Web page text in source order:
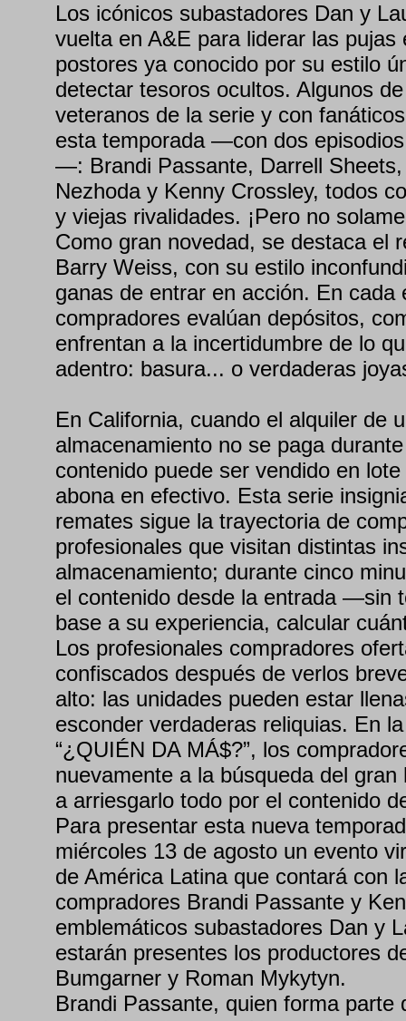
Los icónicos subastadores Dan y
vuelta en A&E para liderar las pujas
postores ya conocido por su estilo
detectar tesoros ocultos. Algunos
veteranos de la serie y con
esta temporada —con dos
—: Brandi Passante, Darrell
Nezhoda y Kenny Crossley, todos
y viejas rivalidades. ¡Pero no
Como gran novedad, se destaca el
Barry Weiss, con su estilo
ganas de entrar en acción. En cada
compradores evalúan depósitos,
enfrentan a la incertidumbre de lo
adentro: basura... o verdaderas
En California, cuando el alquiler de
almacenamiento no se paga
contenido puede ser vendido en
abona en efectivo. Esta serie
remates sigue la trayectoria de
profesionales que visitan distintas
almacenamiento; durante cinco
el contenido desde la entrada —sin
base a su experiencia, calcular
Los profesionales compradores
confiscados después de verlos
alto: las unidades pueden estar
esconder verdaderas reliquias. En
“¿QUIÉN DA MÁ$?”, los
nuevamente a la búsqueda del
a arriesgarlo todo por el contenido
Para presentar esta nueva
miércoles 13 de agosto un evento
de América Latina que contará con
compradores Brandi Passante y
emblemáticos subastadores Dan y
estarán presentes los productores
Bumgarner y Roman Mykytyn.
Brandi Passante, quien forma parte